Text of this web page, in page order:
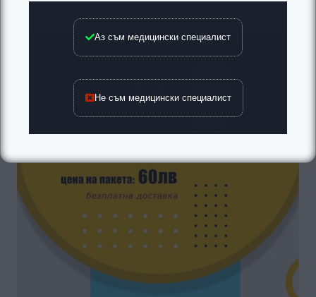
Аз съм медицински специалист
Не съм медицински специалист